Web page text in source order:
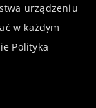
urządzeniu
w każdym
Polityka